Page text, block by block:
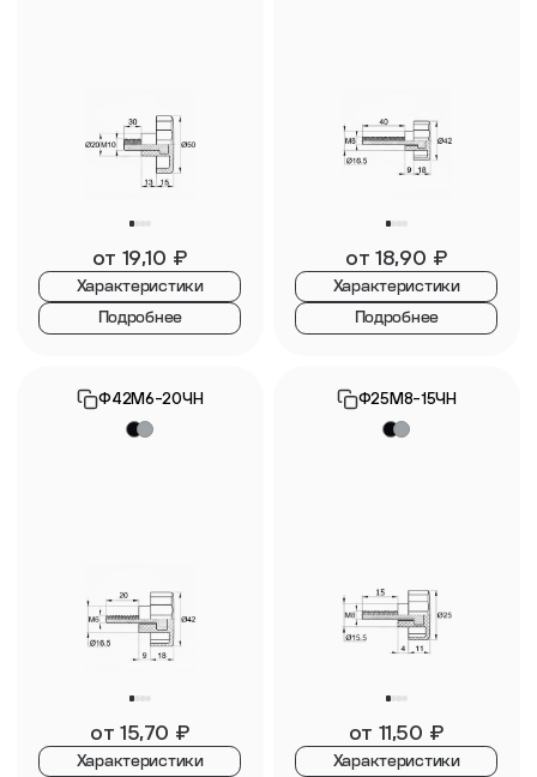
от 19,10 ₽
Характеристики
Подробнее
от 18,90 ₽
Характеристики
Подробнее
Ф42М6-20ЧН
от 15,70 ₽
Характеристики
Ф25М8-15ЧН
от 11,50 ₽
Характеристики